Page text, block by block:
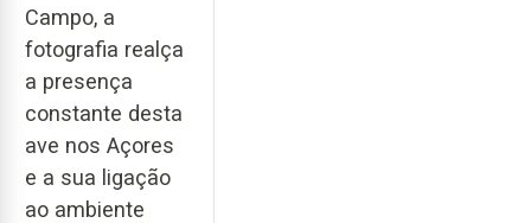
Campo, a
fotografia realça
a presença
constante desta
ave nos Açores
e a sua ligação
ao ambiente